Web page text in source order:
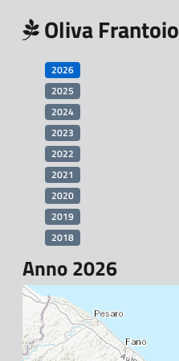
Oliva Frantoio
2026
2025
2024
2023
2022
2021
2020
2019
2018
Anno 2026